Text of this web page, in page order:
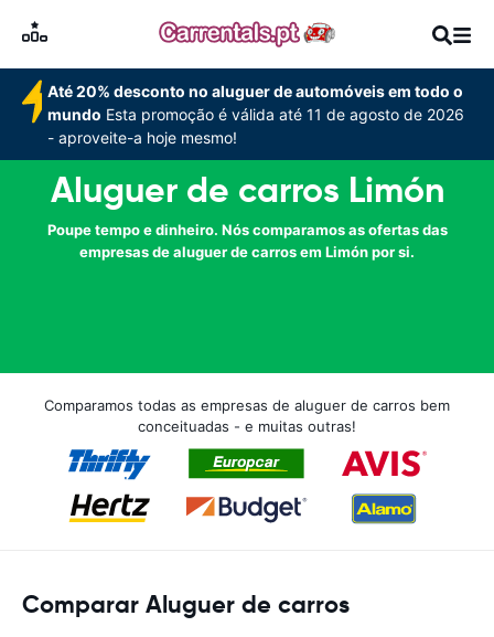
Até 20% desconto no aluguer de automóveis em todo o
mundo Esta promoção é válida até 11 de agosto de 2026
- aproveite-a hoje mesmo!
Aluguer de carros Limón
Poupe tempo e dinheiro. Nós comparamos as ofertas das
empresas de aluguer de carros em Limón por si.
Comparamos todas as empresas de aluguer de carros bem
conceituadas - e muitas outras!
Comparar Aluguer de carros